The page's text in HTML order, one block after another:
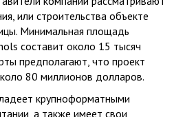
или строительства объекте
Минимальная площадь
составит около 15 тысяч
предполагают, что проект
80 миллионов долларов.
крупноформатными
а также имеет свои